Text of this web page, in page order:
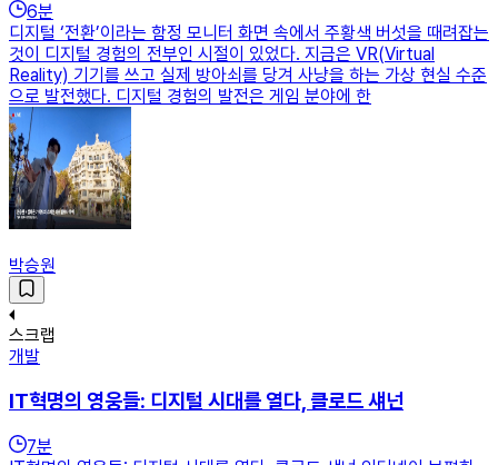
6분
디지털 ‘전환’이라는 함정 모니터 화면 속에서 주황색 버섯을 때려잡는
것이 디지털 경험의 전부인 시절이 있었다. 지금은 VR(Virtual
Reality) 기기를 쓰고 실제 방아쇠를 당겨 사냥을 하는 가상 현실 수준
으로 발전했다. 디지털 경험의 발전은 게임 분야에 한
박승원
스크랩
개발
IT혁명의 영웅들: 디지털 시대를 열다, 클로드 섀넌
7분